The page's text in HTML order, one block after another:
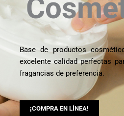
Base de productos
excelente calidad perfectas
fragancias de preferencia.
¡COMPRA EN LÍNEA!